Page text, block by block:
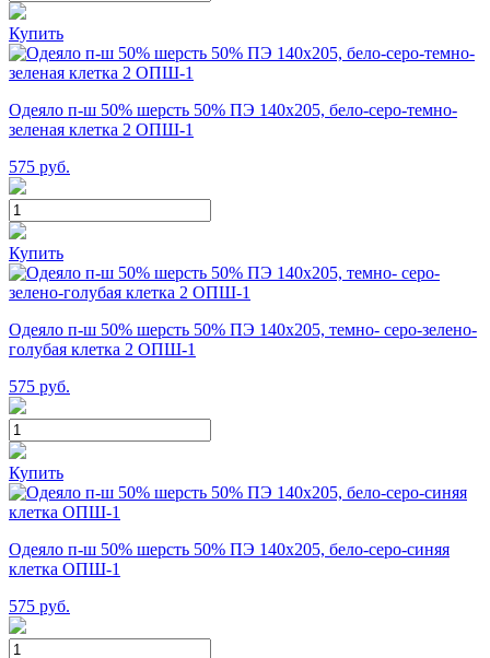
Купить
Одеяло п-ш 50% шерсть 50% ПЭ 140х205, бело-серо-темно-
зеленая клетка 2 ОПШ-1
575 руб.
Купить
Одеяло п-ш 50% шерсть 50% ПЭ 140х205, темно- серо-зелено-
голубая клетка 2 ОПШ-1
575 руб.
Купить
Одеяло п-ш 50% шерсть 50% ПЭ 140х205, бело-серо-синяя
клетка ОПШ-1
575 руб.